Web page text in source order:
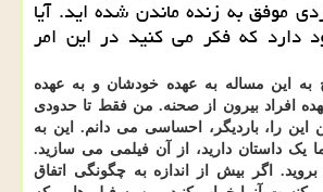
موفق به زنده ماندن شده اید. آیا
دارد که فکر می کنید در این امر
به این مساله به عهده خودشان و به عهده
افراد بیرون از صحنه. من فقط تا حدودی
را، باردیگر، احساسی می دانم. این به
یک داستان دارید، از آن فیلمی می سازید.
اگر بیش از اندازه به چگونگی اتفاق